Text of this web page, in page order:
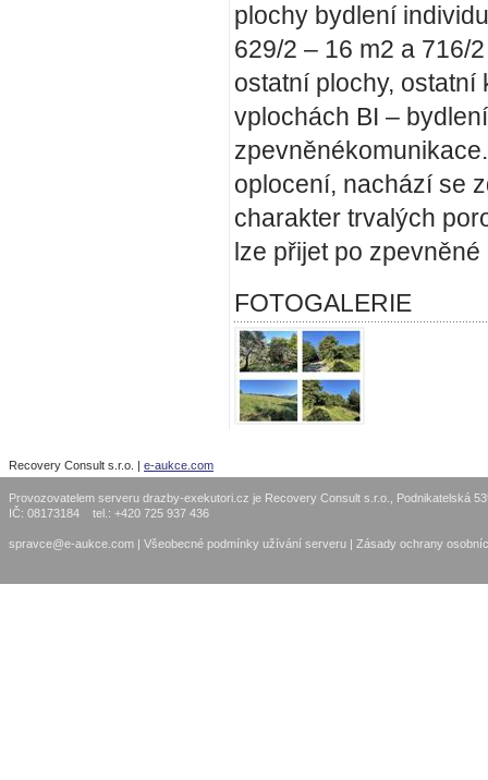
plochy bydlení
629/2 – 16 m2 a 716/
ostatní plochy,
vplochách BI –
oplocení, nachází se
charakter trvalých
lze přijet po
FOTOGALERIE
Recovery Consult s.r.o. | e-aukce.com
Provozovatelem serveru drazby-exekutori.cz je Recovery Consult s.r.o., Podnikatelská
IČ: 08173184 tel.: +420 725 937 436
spravce@e-aukce.com Všeobecné podmínky užívání serveru Zásady ochrany